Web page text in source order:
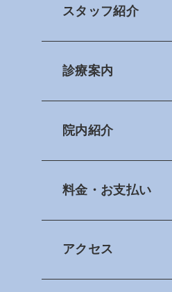
スタッフ紹介
診療案内
虫歯治療
予防歯科
親知らず
院内紹介
料金・お支払い
アクセス